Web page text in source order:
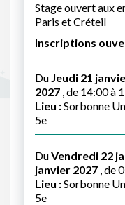
Stage ouvert aux
Paris et Créteil
Inscriptions
Du Jeudi 21
2027 , de 14:00 à
Lieu :Sorbonne
5e
DuVendredi 22
janvier 2027 , de
Lieu :Sorbonne
5e